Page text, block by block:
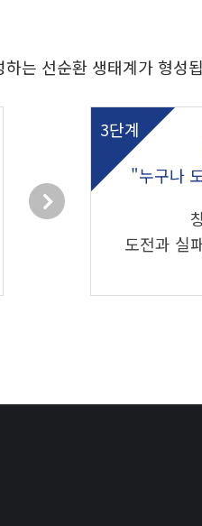
는 선순환 생태계가 형성
3단계
"누구나
도전과 실